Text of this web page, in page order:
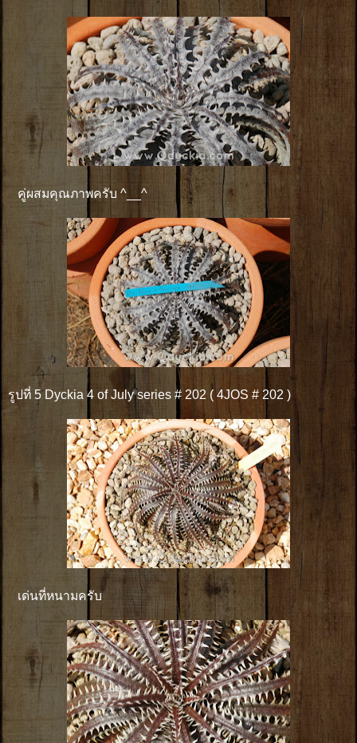
คู่ผสมคุณภาพครับ ^__^
รูปที่ 5 Dyckia 4 of July series # 202 ( 4JOS # 202 )
เด่นที่หนามครับ